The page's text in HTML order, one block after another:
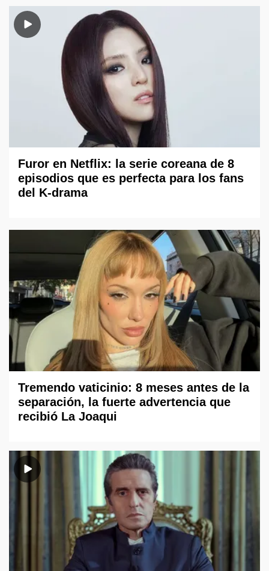
Furor en Netflix: la serie coreana de 8
episodios que es perfecta para los fans
del K-drama
Tremendo vaticinio: 8 meses antes de la
separación, la fuerte advertencia que
recibió La Joaqui